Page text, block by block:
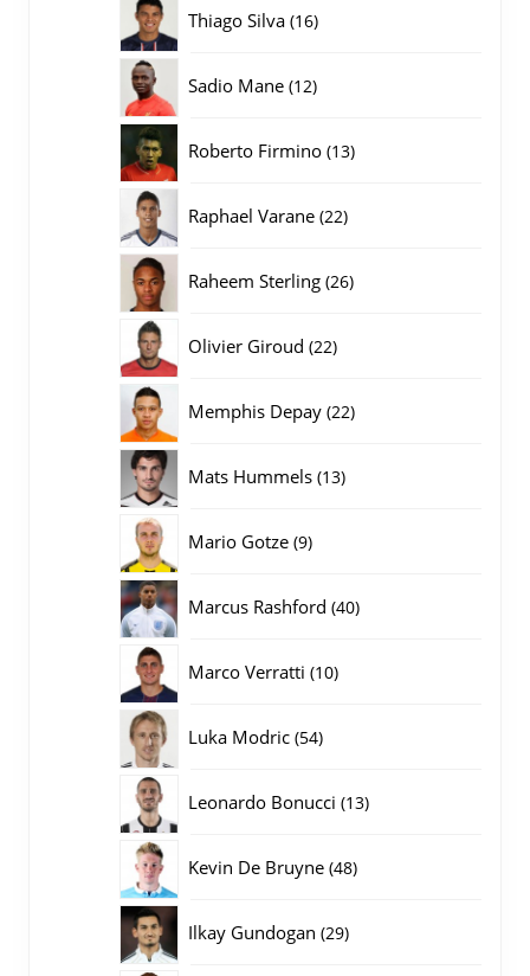
Thiago Silva 1616
Sadio Mane 1212
Roberto Firmino 1313
Raphael Varane 2222
Raheem Sterling 2626
Olivier Giroud 2222
Memphis Depay 2222
Mats Hummels 1313
Mario Gotze 99
Marcus Rashford 4040
Marco Verratti 1010
Luka Modric 5454
Leonardo Bonucci 1313
Kevin De Bruyne 4848
Ilkay Gundogan 2929